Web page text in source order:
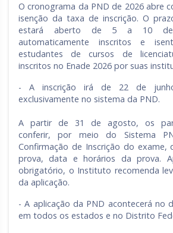
O cronograma da PND de 2026 abre
isenção da taxa de inscrição. O
estará aberto de 5 a 10 de
automaticamente inscritos e
estudantes de cursos de
inscritos no Enade 2026 por suas
- A inscrição irá de 22 de
exclusivamente no sistema da PND.
A partir de 31 de agosto, os
conferir, por meio do Sistema
Confirmação de Inscrição do exame,
prova, data e horários da prova.
obrigatório, o Instituto recomenda
da aplicação.
- A aplicação da PND acontecerá no
em todos os estados e no Distrito